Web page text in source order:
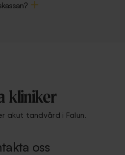
kliniker
akut tandvård i Falun.
oss